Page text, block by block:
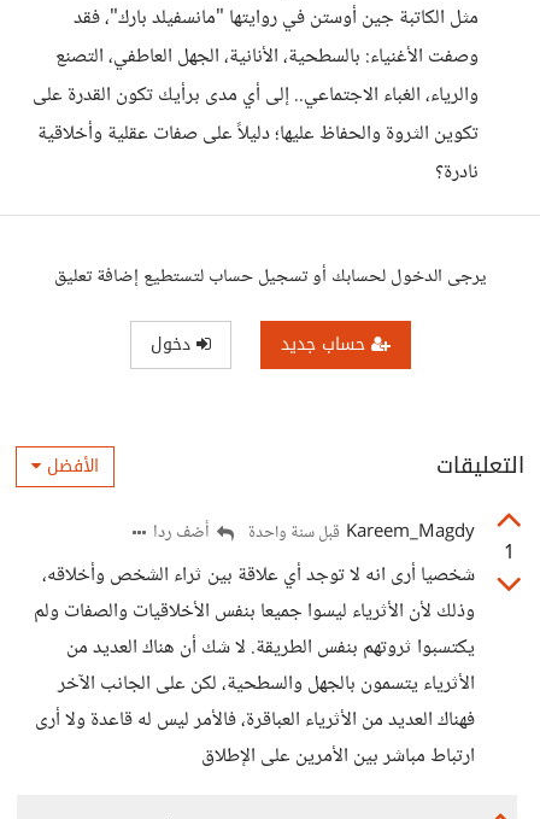
مثل الكاتبة جين أوستن في روايتها "مانسفيلد بارك"، فقد
وصفت الأغنياء: بالسطحية، الأنانية، الجهل العاطفي، التصنع
والرياء، الغباء الاجتماعي.. إلى أي مدى برأيك تكون القدرة على
تكوين الثروة والحفاظ عليها؛ دليلاً على صفات عقلية وأخلاقية
نادرة؟
يرجى الدخول لحسابك أو تسجيل حساب لتستطيع إضافة تعليق
حساب جديد دخول
التعليقات الأفضل
1
Kareem_Magdy قبل سنة واحدة أضف ردا
شخصيا أرى انه لا توجد أي علاقة بين ثراء الشخص وأخلاقه،
وذلك لأن الأثرياء ليسوا جميعا بنفس الأخلاقيات والصفات ولم
يكتسبوا ثروتهم بنفس الطريقة. لا شك أن هناك العديد من
الأثرياء يتسمون بالجهل والسطحية، لكن على الجانب الآخر
فهناك العديد من الأثرياء العباقرة، فالأمر ليس له قاعدة ولا أرى
ارتباط مباشر بين الأمرين على الإطلاق